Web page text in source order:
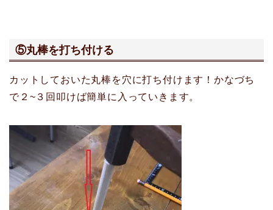
⑤丸棒を打ち付ける
カットしておいた丸棒を穴に打ち付けます！かなづち
で２~３回叩けば簡単に入っていきます。